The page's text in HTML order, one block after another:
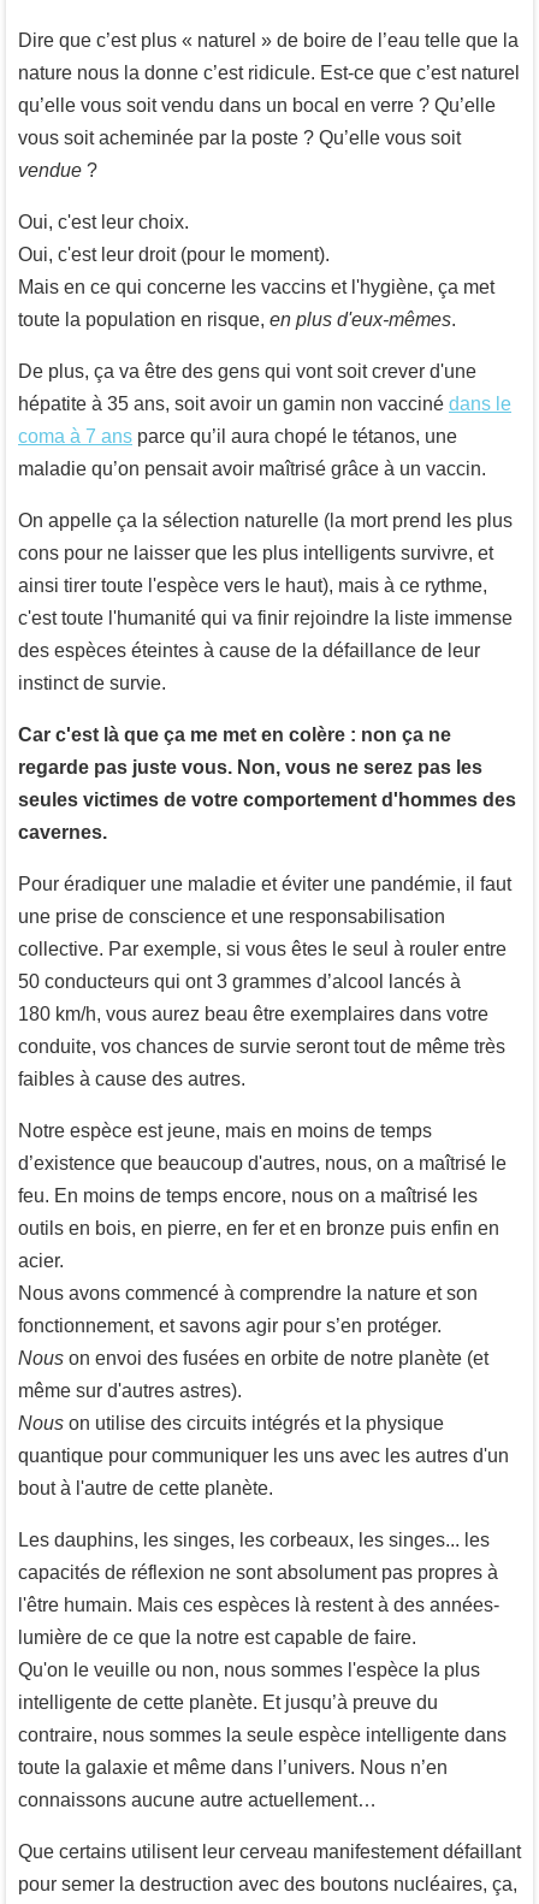
Dire que c’est plus « naturel » de boire de l’eau telle que la
nature nous la donne c’est ridicule. Est-ce que c’est naturel
qu’elle vous soit vendu dans un bocal en verre ? Qu’elle
vous soit acheminée par la poste ? Qu’elle vous soit
vendue ?
Oui, c'est leur choix.
Oui, c'est leur droit (pour le moment).
Mais en ce qui concerne les vaccins et l'hygiène, ça met
toute la population en risque, en plus d'eux-mêmes.
De plus, ça va être des gens qui vont soit crever d'une
hépatite à 35 ans, soit avoir un gamin non vacciné dans le
coma à 7 ans parce qu’il aura chopé le tétanos, une
maladie qu’on pensait avoir maîtrisé grâce à un vaccin.
On appelle ça la sélection naturelle (la mort prend les plus
cons pour ne laisser que les plus intelligents survivre, et
ainsi tirer toute l'espèce vers le haut), mais à ce rythme,
c'est toute l'humanité qui va finir rejoindre la liste immense
des espèces éteintes à cause de la défaillance de leur
instinct de survie.
Car c'est là que ça me met en colère : non ça ne
regarde pas juste vous. Non, vous ne serez pas les
seules victimes de votre comportement d'hommes des
cavernes.
Pour éradiquer une maladie et éviter une pandémie, il faut
une prise de conscience et une responsabilisation
collective. Par exemple, si vous êtes le seul à rouler entre
50 conducteurs qui ont 3 grammes d’alcool lancés à
180 km/h, vous aurez beau être exemplaires dans votre
conduite, vos chances de survie seront tout de même très
faibles à cause des autres.
Notre espèce est jeune, mais en moins de temps
d’existence que beaucoup d'autres, nous, on a maîtrisé le
feu. En moins de temps encore, nous on a maîtrisé les
outils en bois, en pierre, en fer et en bronze puis enfin en
acier.
Nous avons commencé à comprendre la nature et son
fonctionnement, et savons agir pour s’en protéger.
Nous on envoi des fusées en orbite de notre planète (et
même sur d'autres astres).
Nous on utilise des circuits intégrés et la physique
quantique pour communiquer les uns avec les autres d'un
bout à l'autre de cette planète.
Les dauphins, les singes, les corbeaux, les singes... les
capacités de réflexion ne sont absolument pas propres à
l'être humain. Mais ces espèces là restent à des années-
lumière de ce que la notre est capable de faire.
Qu'on le veuille ou non, nous sommes l'espèce la plus
intelligente de cette planète. Et jusqu’à preuve du
contraire, nous sommes la seule espèce intelligente dans
toute la galaxie et même dans l’univers. Nous n’en
connaissons aucune autre actuellement…
Que certains utilisent leur cerveau manifestement défaillant
pour semer la destruction avec des boutons nucléaires, ça,